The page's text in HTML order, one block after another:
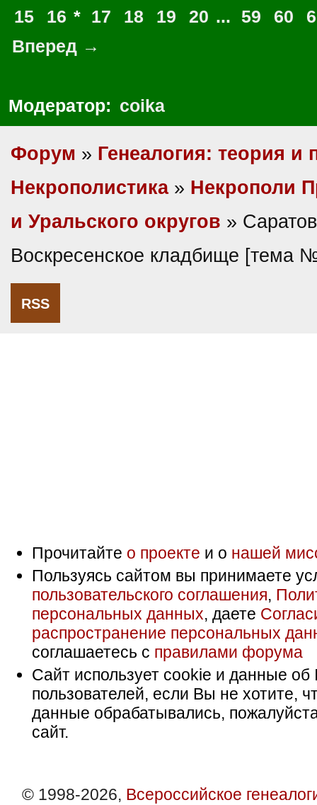
15
16 * 17 18 19 20 ... 59 60
Вперед →
Модератор: coika
Форум » Генеалогия: теория и
Некрополистика» Некрополи
и Уральского округов »
Воскресенское кладбище [тема
RSS
Прочитайте о проекте и о нашей
Пользуясь сайтом вы принимаете
пользовательского соглашения,
персональных данных, даете
распространение персональных
соглашаетесь с правилами форума
Сайт использует cookie и данные об
пользователей, если Вы не хотите,
данные обрабатывались,
сайт.
© 1998-2026, Всероссийское